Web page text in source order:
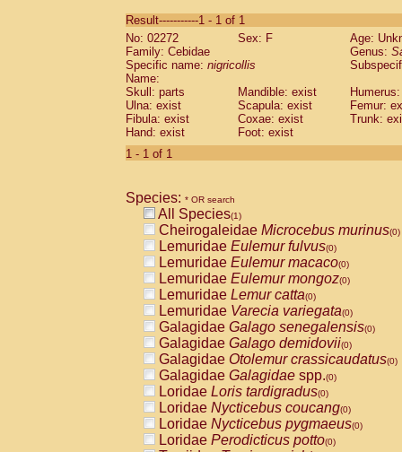
CebidaeSaguinus labiatus(0)
Cebidae Saguinus leucopus (0)
Cebidae
CebidaeSaguinus mystax
Cebidae Saguinus nigricollis (1)
Cebidae Saguinus oedipus
Cebidae Saguinus weddelli
Cebidae Saguinusspp.
Cebidae
CebidaeCebus capucinus
CebidaeCebus nigrivittatus
CebidaeCebus spp.(0)
CebidaeSaimiri boliviensis(0)
CebidaeSaimiri sciureus(0)
AtelidaeAlouatta caraya(0)
AtelidaeAlouatta fusca(0)
AtelidaeAlouatta seniculus(0)
AtelidaeAlouattaspp.(0)
AtelidaeAteles belzebuth(0)
AtelidaeAteles geoffroyi(0)
AtelidaeAteles paniscus(0)
AtelidaeAtelesspp.(0)
AtelidaeLagothrix lagothricha(0)
AtelidaeLagothrix lagothricha cana
PitheciidaeCacajao calvus
Result-----------1 - 1 of 1
No: 02272
Sex: F
Age:
Family: Cebidae
Genus:
Specific name: nigricollis
Name:
Skull: parts
Mandible: exist
Ulna: exist
Scapula: exist
Femur:
Fibula: exist
Coxae: exist
Trunk:
Hand: exist
Foot: exist
1 - 1 of 1
Species: * OR search
All Species(1)
Cheirogaleidae Microcebus murinus(0)
Lemuridae Eulemur fulvus(0)
Lemuridae Eulemur macaco(0)
Lemuridae Eulemur mongoz(0)
Lemuridae Lemur catta(0)
Lemuridae Varecia variegata(0)
Galagidae Galago senegalensis(0)
Galagidae Galago demidovii(0)
Galagidae Otolemur crassicaudatus(0)
Galagidae Galagidae spp.(0)
Loridae Loris tardigradus(0)
Loridae Nycticebus coucang(0)
Loridae Nycticebus pygmaeus(0)
Loridae Perodicticus potto(0)